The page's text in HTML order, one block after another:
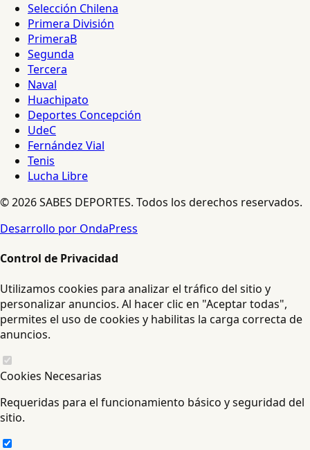
Selección Chilena
Primera División
PrimeraB
Segunda
Tercera
Naval
Huachipato
Deportes Concepción
UdeC
Fernández Vial
Tenis
Lucha Libre
© 2026 SABES DEPORTES. Todos los derechos reservados.
Desarrollo por OndaPress
Control de Privacidad
Utilizamos cookies para analizar el tráfico del sitio y
personalizar anuncios. Al hacer clic en "Aceptar todas",
permites el uso de cookies y habilitas la carga correcta de
anuncios.
Cookies Necesarias
Requeridas para el funcionamiento básico y seguridad del
sitio.